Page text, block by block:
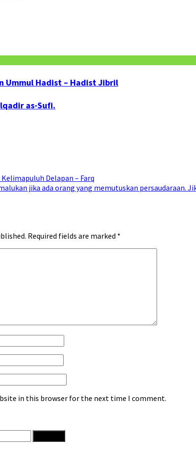
Ummul Hadist – Hadist Jibril
as-Sufi.
Delapan – Farq
jika ada orang yang memutuskan persaudaraan.
Required fields are marked *
in this browser for the next time I comment.